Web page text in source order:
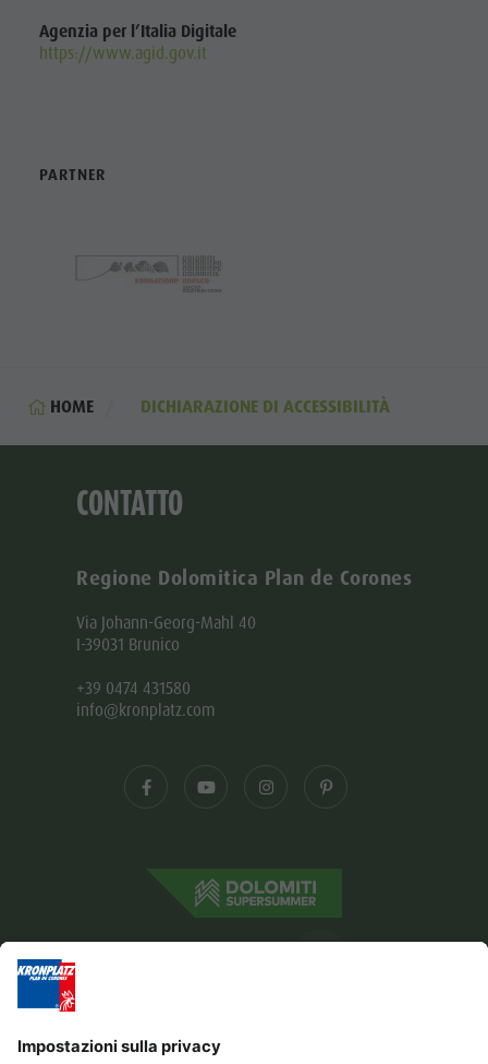
Agenzia per l’Italia Digitale
https://www.agid.gov.it
PARTNER
HOME DICHIARAZIONE DI ACCESSIBILITÀ
CONTATTO
Regione Dolomitica Plan de Corones
Via Johann-Georg-Mahl 40
I-39031 Brunico
+39 0474 431580
info@kronplatz.com